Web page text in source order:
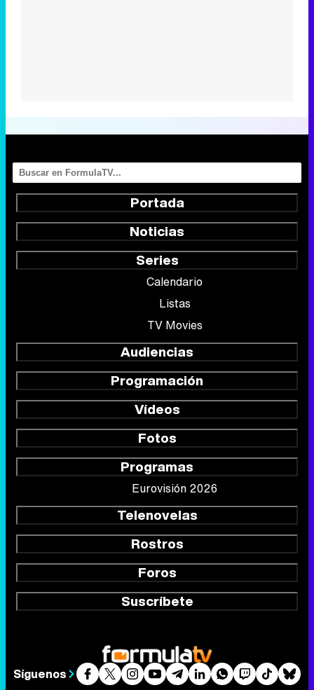
Portada
Noticias
Series
Calendario
Listas
TV Movies
Audiencias
Programación
Vídeos
Fotos
Programas
Eurovisión 2026
Telenovelas
Rostros
Foros
Suscríbete
Síguenos